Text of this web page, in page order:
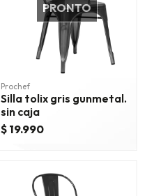
PRONTO
Prochef
Silla tolix gris gunmetal.
sin caja
$ 19.990